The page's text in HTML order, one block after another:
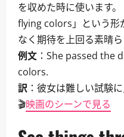
を収めた時に使います
flying colors」という形
なく期待を上回る素晴
例文 ：She passed the
colors.
訳 ：彼女は難しい試験
🎬映画のシーンで見る